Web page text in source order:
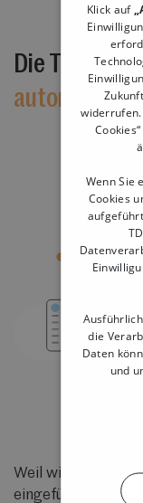
Die Tillhub
Weil wir wissen,
eingeführt werden
Klick auf
widerrufen.
Wenn Sie
Cookies
die
Daten
und